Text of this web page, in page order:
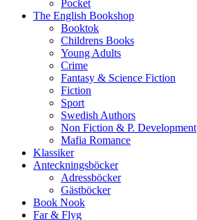
Pocket
The English Bookshop
Booktok
Childrens Books
Young Adults
Crime
Fantasy & Science Fiction
Fiction
Sport
Swedish Authors
Non Fiction & P. Development
Mafia Romance
Klassiker
Anteckningsböcker
Adressböcker
Gästböcker
Book Nook
Far & Flyg